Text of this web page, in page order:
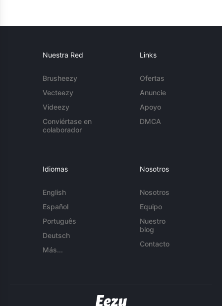
Nuestra Red
Brusheezy
Vecteezy
Videezy
Conviértase en
colaborador
Links
Ofertas
Anuncie
Apoyo
DMCA
Idiomas
English
Español
Português
Deutsch
Más...
Nosotros
Nosotros
Equipo
Nuestro
blog
Contacto